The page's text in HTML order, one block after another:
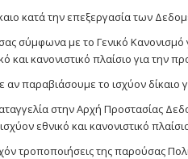
κατά την επεξεργασία των
σύμφωνα με το Γενικό
και κανονιστικό πλαίσιο για
αν παραβιάσουμε το ισχύον
στην Αρχή Προστασίας
εθνικό και κανονιστικό
τροποποιήσεις της παρούσας